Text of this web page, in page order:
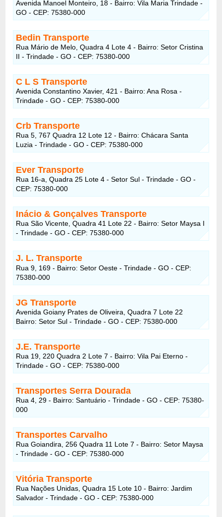
Avenida Manoel Monteiro, 18 - Bairro: Vila Maria Trindade -
GO - CEP: 75380-000
Bedin Transporte
Rua Mário de Melo, Quadra 4 Lote 4 - Bairro: Setor Cristina
II - Trindade - GO - CEP: 75380-000
C L S Transporte
Avenida Constantino Xavier, 421 - Bairro: Ana Rosa -
Trindade - GO - CEP: 75380-000
Crb Transporte
Rua 5, 767 Quadra 12 Lote 12 - Bairro: Chácara Santa
Luzia - Trindade - GO - CEP: 75380-000
Ever Transporte
Rua 16-a, Quadra 25 Lote 4 - Setor Sul - Trindade - GO -
CEP: 75380-000
Inácio & Gonçalves Transporte
Rua São Vicente, Quadra 41 Lote 22 - Bairro: Setor Maysa I
- Trindade - GO - CEP: 75380-000
J. L. Transporte
Rua 9, 169 - Bairro: Setor Oeste - Trindade - GO - CEP:
75380-000
JG Transporte
Avenida Goiany Prates de Oliveira, Quadra 7 Lote 22
Bairro: Setor Sul - Trindade - GO - CEP: 75380-000
J.E. Transporte
Rua 19, 220 Quadra 2 Lote 7 - Bairro: Vila Pai Eterno -
Trindade - GO - CEP: 75380-000
Transportes Serra Dourada
Rua 4, 29 - Bairro: Santuário - Trindade - GO - CEP: 75380-
000
Transportes Carvalho
Rua Goiandira, 256 Quadra 11 Lote 7 - Bairro: Setor Maysa
- Trindade - GO - CEP: 75380-000
Vitória Transporte
Rua Nações Unidas, Quadra 15 Lote 10 - Bairro: Jardim
Salvador - Trindade - GO - CEP: 75380-000